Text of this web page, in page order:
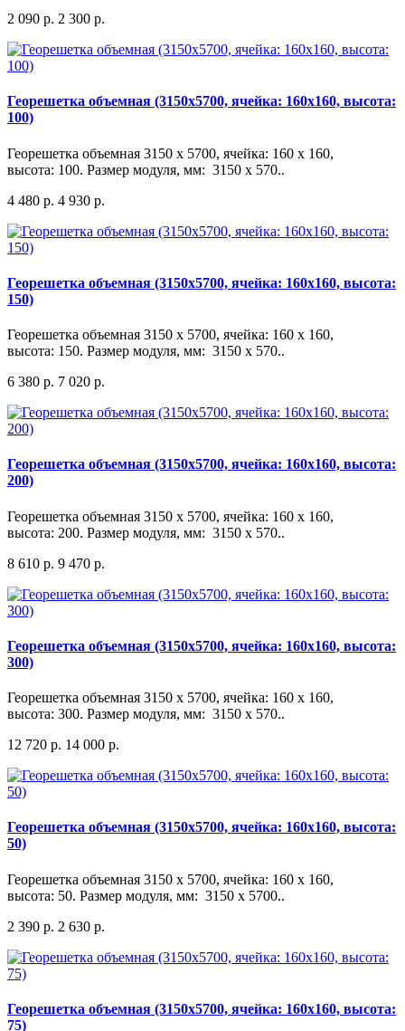
2 090 р. 2 300 р.
Георешетка объемная (3150x5700, ячейка: 160x160, высота:
100)
Георешетка объемная 3150 x 5700, ячейка: 160 x 160,
высота: 100. Размер модуля, мм: 3150 х 570..
4 480 р. 4 930 р.
Георешетка объемная (3150x5700, ячейка: 160x160, высота:
150)
Георешетка объемная 3150 x 5700, ячейка: 160 x 160,
высота: 150. Размер модуля, мм: 3150 х 570..
6 380 р. 7 020 р.
Георешетка объемная (3150x5700, ячейка: 160x160, высота:
200)
Георешетка объемная 3150 x 5700, ячейка: 160 x 160,
высота: 200. Размер модуля, мм: 3150 х 570..
8 610 р. 9 470 р.
Георешетка объемная (3150x5700, ячейка: 160x160, высота:
300)
Георешетка объемная 3150 x 5700, ячейка: 160 x 160,
высота: 300. Размер модуля, мм: 3150 х 570..
12 720 р. 14 000 р.
Георешетка объемная (3150x5700, ячейка: 160x160, высота:
50)
Георешетка объемная 3150 x 5700, ячейка: 160 x 160,
высота: 50. Размер модуля, мм: 3150 х 5700..
2 390 р. 2 630 р.
Георешетка объемная (3150x5700, ячейка: 160x160, высота:
75)